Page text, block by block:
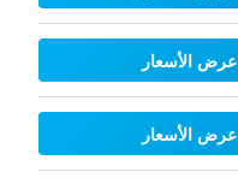
عرض الأسعار
عرض الأسعار